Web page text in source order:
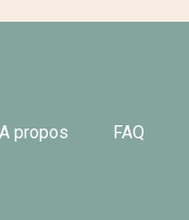
A propos FAQ